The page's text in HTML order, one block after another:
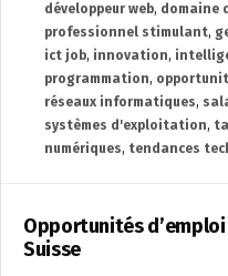
développeur web, domaine
professionnel stimulant,
ict job, innovation,
programmation,
réseaux informatiques,
systèmes d'exploitation,
numériques, tendances
Opportunités d’emploi
Suisse